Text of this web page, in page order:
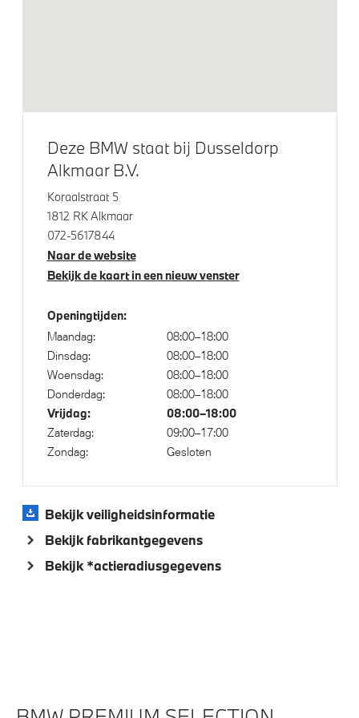
LED achterlichten
Klimaatbeheersing
Stoelventilatie voor beide voorstoelen
Elektrische voorzieningen
Comfort Access
High-beam assistant
Achteruitrijcamera
Massagefunctie voor beide voorstoelen
Cruise control
Parkeer assistent
Parking assistant plus
Rondomzicht camera
Soft-Close-Automatic voor portieren
Bekerhouders met temperatuur functie
Alarmsignaal (Intern)
Deze BMW staat bij Dusseldorp
Alkmaar B.V.
Koraalstraat 5
1812 RK Alkmaar
072-5617844
Naar de website
Bekijk de kaart in een nieuw venster
Openingtijden:
Maandag:
08:00–18:00
Dinsdag:
08:00–18:00
Woensdag:
08:00–18:00
Donderdag:
08:00–18:00
Vrijdag: 08:00–18:00
Zaterdag:
09:00–17:00
Zondag:
Gesloten
Bekijk veiligheidsinformatie
Bekijk fabrikantgegevens
Bekijk *actieradiusgegevens